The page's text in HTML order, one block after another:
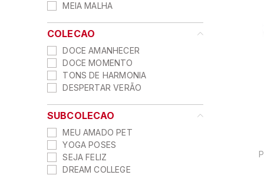
COLECAO
DOCE AMANHECER
DOCE MOMENTO
TONS DE HARMONIA
DESPERTAR VERÃO
MEIA MALHA
SUBCOLECAO
MEU AMADO PET
YOGA POSES
SEJA FELIZ
DREAM COLLEGE